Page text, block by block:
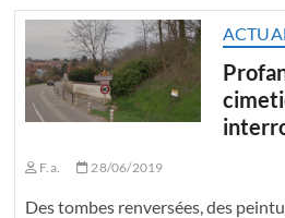
F.a. 28/06/2019
Des tombes renversées, des